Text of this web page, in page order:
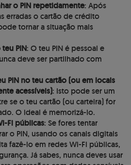
o PIN repetidamente: Após
erradas o cartão de crédito
tornar a situação mais
PIN: O teu PIN é pessoal e
deve ser partilhado com
PIN no teu cartão (ou em locais
acessíveis): Isto pode ser um
se o teu cartão (ou carteira) for
O ideal é memorizá-lo.
Fi públicas: Se fores tentar
o PIN, usando os canais digitais
fazê-lo em redes Wi-Fi públicas,
Já sabes, nunca deves usar